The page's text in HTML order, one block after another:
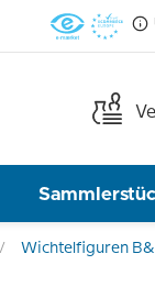
Wichtelfiguren